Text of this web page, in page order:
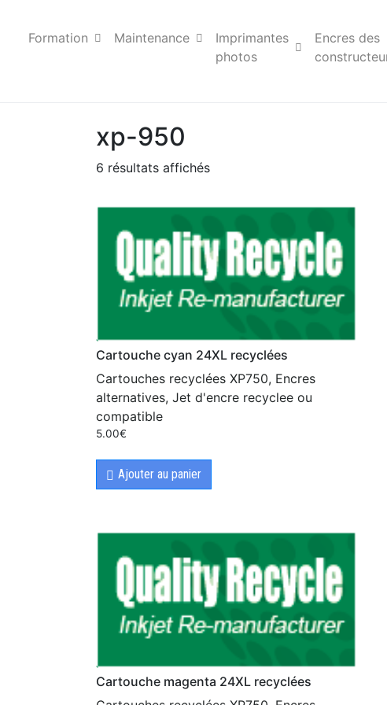
Formation Maintenance
Imprimantes
photos
Encres des
xp-950
6 résultats affichés
Cartouche cyan 24XL recyclées
Cartouches recyclées XP750, Encres
alternatives, Jet d'encre recyclee ou
compatible
5.00€
Ajouter au panier
Cartouche magenta 24XL recyclées